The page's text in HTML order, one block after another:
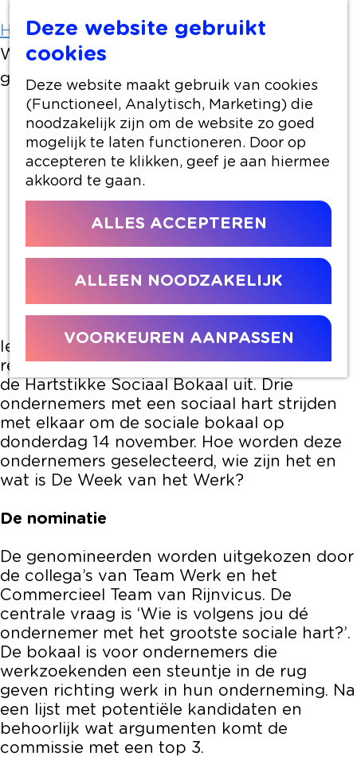
Deze website gebruikt
cookies
Deze website maakt gebruik van cookies
(Functioneel, Analytisch, Marketing) die
noodzakelijk zijn om de website zo goed
mogelijk te laten functioneren. Door op
accepteren te klikken, geef je aan hiermee
akkoord te gaan.
ALLES ACCEPTEREN
ALLEEN NOODZAKELIJK
VOORKEUREN AANPASSEN
Home
Artikelen
Wie is dit jaar de ondernemer met het
grootste sociale hart?
24 oktober 2024 | |
WIE IS DIT JAAR DE
ONDERNEMER MET HET
GROOTSTE SOCIALE HART?
Genomineerden Hartstikke
Sociaal Bokaal 2024
Ieder jaar, tijdens De Week van het Werk,
reikt het sociaal ontwikkelbedrijf Rijnvicus
de Hartstikke Sociaal Bokaal uit. Drie
ondernemers met een sociaal hart strijden
met elkaar om de sociale bokaal op
donderdag 14 november. Hoe worden deze
ondernemers geselecteerd, wie zijn het en
wat is De Week van het Werk?
De nominatie
De genomineerden worden uitgekozen door
de collega’s van Team Werk en het
Commercieel Team van Rijnvicus. De
centrale vraag is ‘Wie is volgens jou dé
ondernemer met het grootste sociale hart?’.
De bokaal is voor ondernemers die
werkzoekenden een steuntje in de rug
geven richting werk in hun onderneming. Na
een lijst met potentiële kandidaten en
behoorlijk wat argumenten komt de
commissie met een top 3.